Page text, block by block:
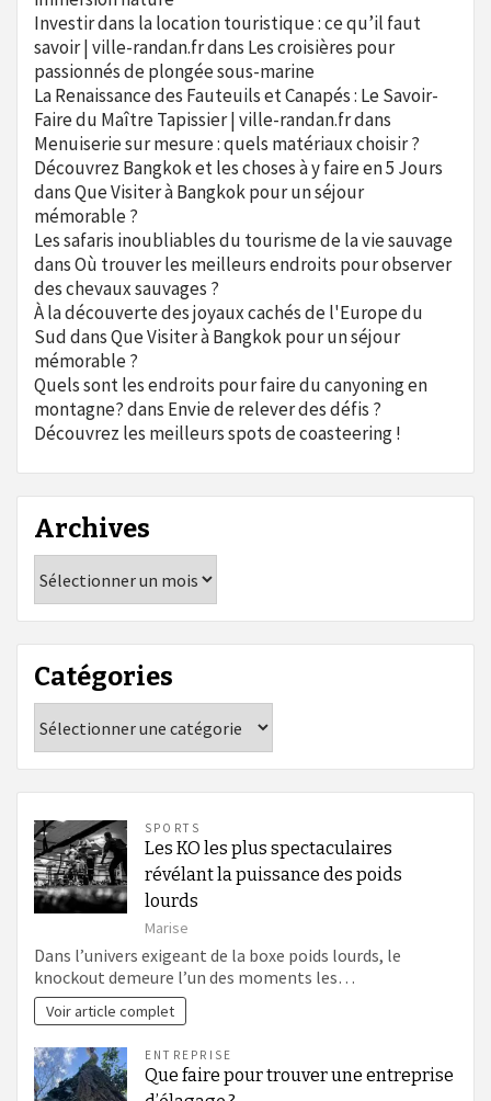
Investir dans la location touristique : ce qu’il faut
savoir | ville-randan.frdans Les croisières pour
passionnés de plongée sous-marine
La Renaissance des Fauteuils et Canapés : Le Savoir-
Faire du Maître Tapissier | ville-randan.frdans
Menuiserie sur mesure : quels matériaux choisir ?
Découvrez Bangkok et les choses à y faire en 5 Jours
dansQue Visiter à Bangkok pour un séjour
mémorable ?
Les safaris inoubliables du tourisme de la vie sauvage
dansOù trouver les meilleurs endroits pour observer
des chevaux sauvages ?
À la découverte des joyaux cachés de l'Europe du
SuddansQue Visiter à Bangkok pour un séjour
mémorable ?
Quels sont les endroits pour faire du canyoning en
montagne?dans Envie de relever des défis ?
Découvrez les meilleurs spots de coasteering !
Archives
Catégories
SPORTS
Les KO les plus spectaculaires
révélant la puissance des poids
lourds
Marise
Dans l’univers exigeant de la boxe poids lourds, le
knockout demeure l’un des moments les…
Voir article complet
ENTREPRISE
Que faire pour trouver une entreprise